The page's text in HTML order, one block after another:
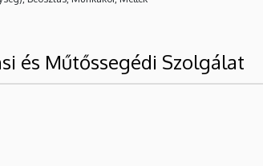
és Műtőssegédi Szolgálat